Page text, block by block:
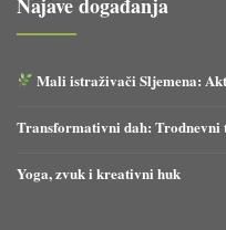
Mali istraživači Sljemena:
Transformativni dah: Trodnevni
Yoga, zvuk i kreativni huk